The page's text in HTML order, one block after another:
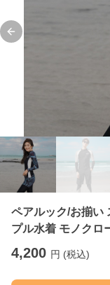
Previous slide
ペアルック/お揃い
プル水着 モノクロ
4,200 円 (税込)